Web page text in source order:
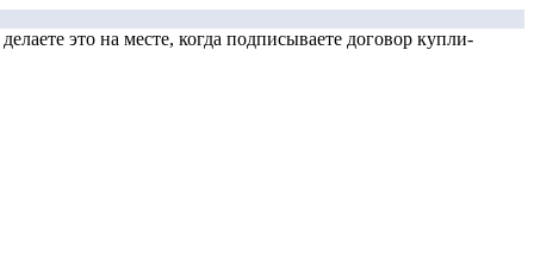
это на месте, когда подписываете договор купли-